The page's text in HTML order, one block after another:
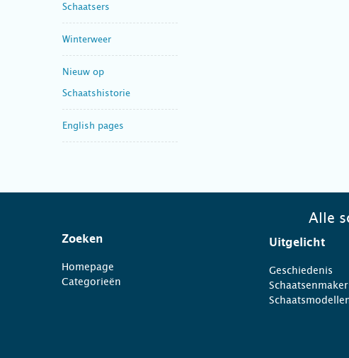
Schaatsers
Winterweer
Nieuw op
Schaatshistorie
English pages
Alle
Zoeken
Homepage
Categorieën
Uitgelicht
Geschiedenis